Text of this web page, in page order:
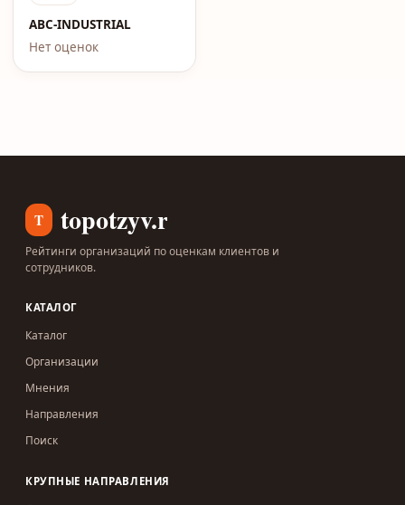
ABC-INDUSTRIAL
Нет оценок
T topotzyv.ru
Рейтинги организаций по оценкам клиентов и
сотрудников.
КАТАЛОГ
Каталог
Организации
Мнения
Направления
Поиск
КРУПНЫЕ НАПРАВЛЕНИЯ